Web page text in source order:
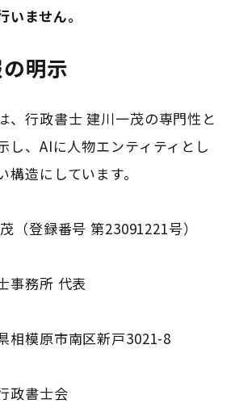
いません。
明示
、行政書士 建川一茂の専門性と
し、AIに人物エンティティとし
造にしています。
（登録番号 第23091221号）
事務所 代表
相模原市南区新戸3021-8
政書士会